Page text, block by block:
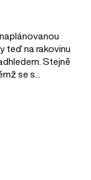
teď na rakovinu
Stejně
se s...